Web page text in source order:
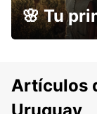
🌸 Tu
Artículos